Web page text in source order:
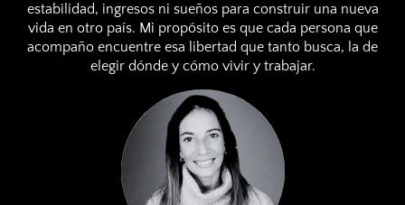
estabilidad, ingresos ni sueños para construir una nueva
vida en otro país. Mi propósito es que cada persona que
acompaño encuentre esa libertad que tanto busca, la de
elegir dónde y cómo vivir y trabajar.